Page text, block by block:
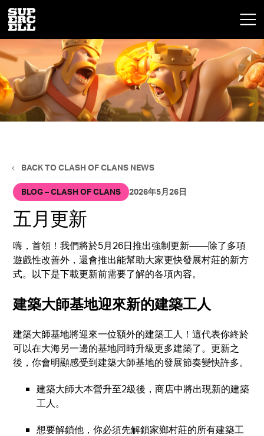
BACK TO CLASH OF CLANS NEWS
BLOG – CLASH OF CLANS 2026年5月26日
五月更新
嗨，首領！我們將於5月26日推出強制更新——除了多項
遊戲性改善外，還會推出能幫助大家更快發展村莊的新方
式。以下是下載更新前需要了解的各項內容。
建築大師基地迎來新的建築工人
建築大師基地將迎來一位額外的建築工人！這代表你終於
可以在大海另一邊的基地同時升級更多建築了。更新之
後，你會明顯感受到建築大師基地的發展節奏變快許多。
建築大師大本營升至2級後，商店中將出現新的建築
工人。
想要解鎖他，你必須先解鎖家鄉村莊的所有建築工